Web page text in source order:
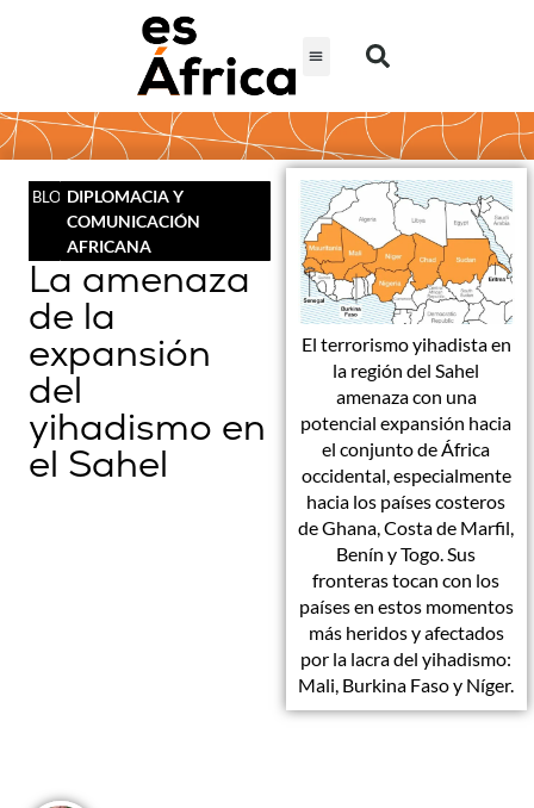
BLOGDIPLOMACIA Y
COMUNICACIÓN
AFRICANA
La amenaza
de la
expansión
del
yihadismo en
el Sahel
El terrorismo yihadista en
la región del Sahel
amenaza con una
potencial expansión hacia
el conjunto de África
occidental, especialmente
hacia los países costeros
de Ghana, Costa de Marfil,
Benín y Togo. Sus
fronteras tocan con los
países en estos momentos
más heridos y afectados
por la lacra del yihadismo:
Mali, Burkina Faso y Níger.